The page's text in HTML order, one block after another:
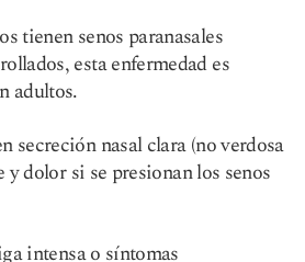
tienen senos paranasales
esta enfermedad es
adultos.
secreción nasal clara (no verdosa
dolor si se presionan los senos
intensa o síntomas